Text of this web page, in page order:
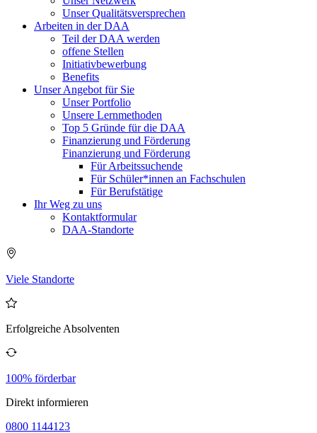
Unser Qualitätsversprechen
Arbeiten in der DAA
Teil der DAA werden
offene Stellen
Initiativbewerbung
Benefits
Unser Angebot für Sie
Unser Portfolio
Unsere Lernmethoden
Top 5 Gründe für die DAA
Finanzierung und Förderung
Finanzierung und Förderung
Für Arbeitssuchende
Für Schüler*innen an Fachschulen
Für Berufstätige
Ihr Weg zu uns
Kontaktformular
DAA-Standorte
Viele Standorte
Erfolgreiche Absolventen
100% förderbar
Direkt informieren
0800 1144123